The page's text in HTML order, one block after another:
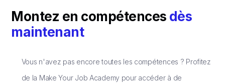
Montez en compétences dès
maintenant
Vous n'avez pas encore toutes les compétences ? Profitez
de la Make Your Job Academy pour accéder à de